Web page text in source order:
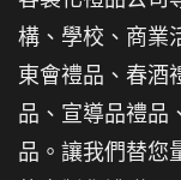
構、學校、商業
東會禮品、春酒
品、宣導品禮品
品。讓我們替您